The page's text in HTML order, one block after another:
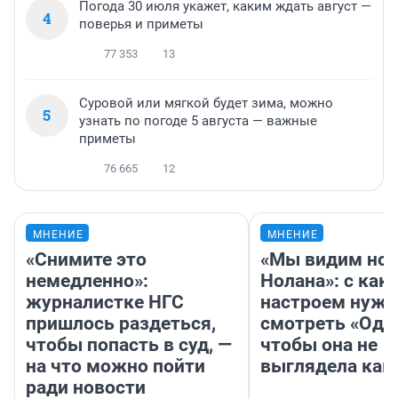
4
Погода 30 июля укажет, каким ждать август —
поверья и приметы
77 353 13
5
Суровой или мягкой будет зима, можно
узнать по погоде 5 августа — важные
приметы
76 665 12
МНЕНИЕ
«Снимите это
немедленно»:
журналистке НГС
пришлось раздеться,
чтобы попасть в суд, —
на что можно пойти
ради новости
МНЕНИЕ
«Мы видим
Нолана»: с
настроем
смотреть
чтобы она не
выглядела как